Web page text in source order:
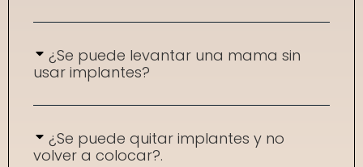
¿Se puede levantar una mama sin
usar implantes?
¿Se puede quitar implantes y no
volver a colocar?.